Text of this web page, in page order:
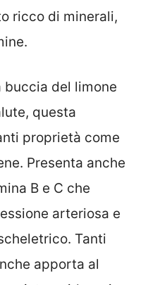
ricco di minerali,
buccia del limone
questa
proprietà come
Presenta anche
B e C che
arteriosa e
Tanti
apporta al